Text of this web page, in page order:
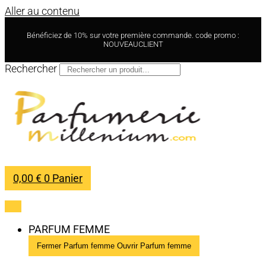
Aller au contenu
Bénéficiez de 10% sur votre première commande. code promo :
NOUVEAUCLIENT
Rechercher
0,00€ 0 Panier
PARFUM FEMME
Fermer Parfum femme Ouvrir Parfum femme